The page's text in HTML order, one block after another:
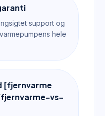
support og
hele
[fjernvarme
vs-